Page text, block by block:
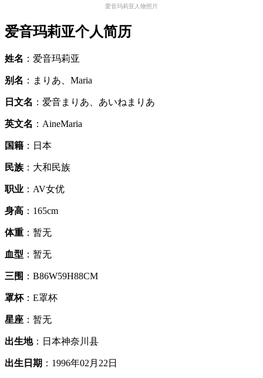
爱音玛莉亚人物照片
爱音玛莉亚个人简历
姓名 ：爱音玛莉亚
别名 ：まりあ、Maria
日文名 ：爱音まりあ、あいねまりあ
英文名 ：AineMaria
国籍 ：日本
民族 ：大和民族
职业 ：AV女优
身高 ：165cm
体重 ：暂无
血型 ：暂无
三围 ：B86W59H88CM
罩杯：E罩杯
星座 ：暂无
出生地：日本神奈川县
出生日期 ：1996年02月22日